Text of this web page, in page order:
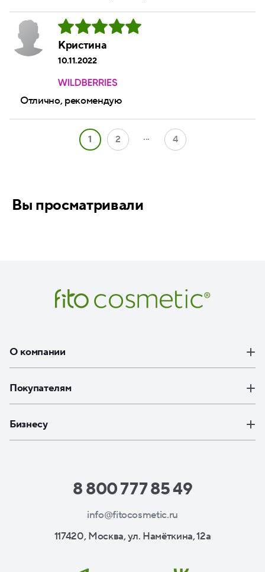
Кристина
10.11.2022
Отлично, рекомендую
1 2 ... 4
Вы просматривали
О компании
Покупателям
Бизнесу
8 800 777 85 49
info@fitocosmetic.ru
117420, Москва, ул. Намёткина, 12а